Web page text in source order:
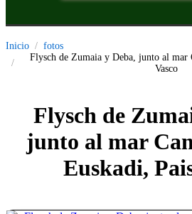
Inicio
fotos
Flysch de Zumaia y Deba, junto al mar
Vasco
Flysch de
junto al mar
Euskadi,